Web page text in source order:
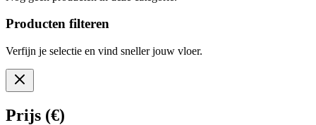
Producten filteren
Verfijn je selectie en vind sneller jouw vloer.
Prijs (€)